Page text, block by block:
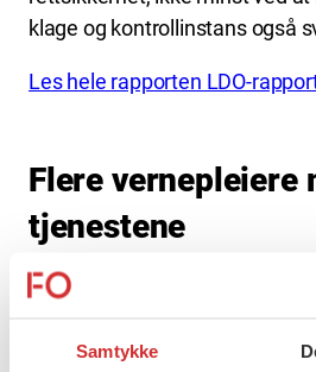
Samtykke
klage og kontrollinstans også
Les hele rapporten LDO-
Flere vernepleiere
tjenestene
— Nå er det på høy tid at
kompetanse i tjenester til